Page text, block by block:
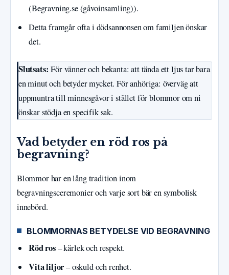
(Begravning.se (gåvoinsamling)).
Detta framgår ofta i dödsannonsen om familjen önskar
det.
Slutsats: För vänner och bekanta: att tända ett ljus tar bara
en minut och betyder mycket. För anhöriga: överväg att
uppmuntra till minnesgåvor i stället för blommor om ni
önskar stödja en specifik sak.
Vad betyder en röd ros på
begravning?
Blommor har en lång tradition inom
begravningsceremonier och varje sort bär en symbolisk
innebörd.
BLOMMORNAS BETYDELSE VID BEGRAVNING
Röd ros– kärlek och respekt.
Vita liljor– oskuld och renhet.